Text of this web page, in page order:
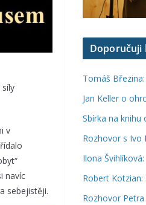
v
navíc
sebejistěji.
Doporučuji
Tomáš
Jan Keller o
Sbírka na knihu
Rozhovor s Ivo
Ilona
Robert
Rozhovor